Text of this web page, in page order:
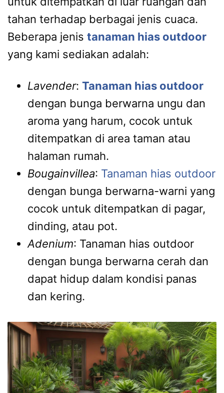
tahan terhadap berbagai jenis cuaca.
Beberapa jenis tanaman hias outdoor
yang kami sediakan adalah:
Lavender: Tanaman hias outdoor
dengan bunga berwarna ungu dan
aroma yang harum, cocok untuk
ditempatkan di area taman atau
halaman rumah.
Bougainvillea: Tanaman hias outdoor
dengan bunga berwarna-warni yang
cocok untuk ditempatkan di pagar,
dinding, atau pot.
Adenium: Tanaman hias outdoor
dengan bunga berwarna cerah dan
dapat hidup dalam kondisi panas
dan kering.